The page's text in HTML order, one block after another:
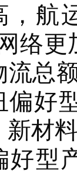
，航
络
流总
偏好
新材
好型